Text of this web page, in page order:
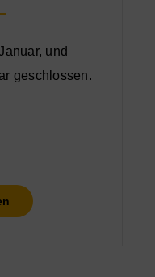
und
geschlossen.